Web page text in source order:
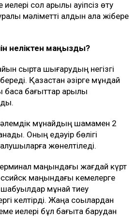
сол арқылы қауіпсіз өту
мәліметті алдын ала жібере
неліктен маңызды?
сыртқа шығарудың негізгі
Қазақстан әзірге мұндай
бағыттар арқылы
әлемдік мұнайдың шамамен 2
Оның едәуір бөлігі
жөнелтіледі.
маңындағы жағдай күрт
маңындағы кемелерге
мұнай тиеу
келтірді. Жаңа соққылардан
иелері бұл бағытқа барудан